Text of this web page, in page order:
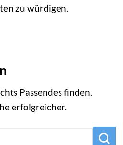
zu würdigen.
Passendes finden.
erfolgreicher.